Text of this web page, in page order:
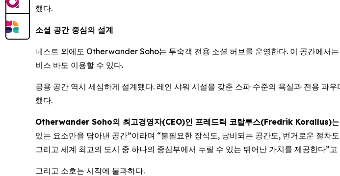
했다.
소셜 공간 중심의 설계
네스트 외에도 Otherwander Soho는 투숙객 전용 소셜 허브를 운영한다. 이 공간에서
비스 바도 이용할 수 있다.
공용 공간 역시 세심하게 설계됐다. 레인 샤워 시설을 갖춘 스파 수준의 욕실과 전용
했다.
Otherwander Soho의 최고경영자(CEO)인 프레드릭 코랄루스(Fredrik Korallus)
있는 요소만을 담아낸 공간”이라며 “불필요한 장식도, 낭비되는 공간도, 번거로운 절
그리고 세계 최고의 도시 중 하나의 중심부에서 누릴 수 있는 뛰어난 가치를 제공한다”고
그리고 소호는 시작에 불과하다.